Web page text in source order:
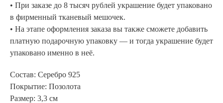
• При заказе до 8 тысяч рублей украшение будет упаковано
в фирменный тканевый мешочек.
• На этапе оформления заказа вы также сможете добавить
платную подарочную упаковку — и тогда украшение будет
упаковано именно в неё.
Состав: Серебро 925
Покрытие: Позолота
Размер: 3,3 см